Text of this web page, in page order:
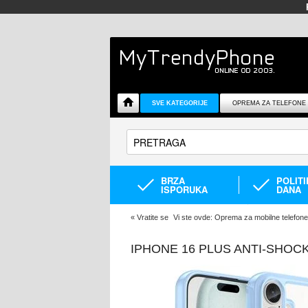
SVE KATEGORIJE OPREMA ZA TELEFONE
BRZA
ISPORUKA DANA
« Vratite se Vi ste ovde: Oprema za mobilne telefone
IPHONE 16 PLUS ANTI-